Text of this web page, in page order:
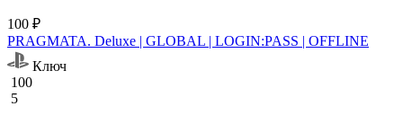
100 ₽
PRAGMATA. Deluxe | GLOBAL | LOGIN:PASS | OFFLINE
Ключ
100
5